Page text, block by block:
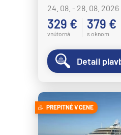
MSC World America
MSC World Asia
MSC World Europa
Norwegian Aqua
Norwegian Aura
Norwegian Bliss
24. 08. - 28. 08. 2026
329 €
vnútorná
379 €
s oknom
Detail
PREPITNÉ V CENE